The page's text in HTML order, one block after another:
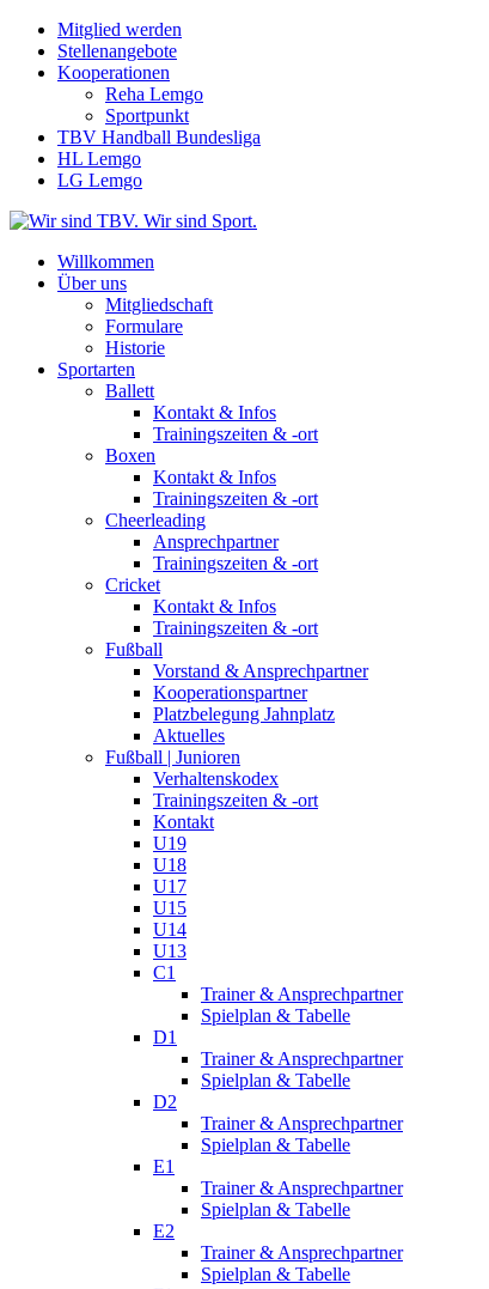
Mitglied werden
Stellenangebote
Kooperationen
Reha Lemgo
Sportpunkt
TBV Handball Bundesliga
HL Lemgo
LG Lemgo
Willkommen
Über uns
Mitgliedschaft
Formulare
Historie
Sportarten
Ballett
Kontakt & Infos
Trainingszeiten & -ort
Boxen
Kontakt & Infos
Trainingszeiten & -ort
Cheerleading
Ansprechpartner
Trainingszeiten & -ort
Cricket
Kontakt & Infos
Trainingszeiten & -ort
Fußball
Vorstand & Ansprechpartner
Kooperationspartner
Platzbelegung Jahnplatz
Aktuelles
Fußball | Junioren
Verhaltenskodex
Trainingszeiten & -ort
Kontakt
U19
U18
U17
U15
U14
U13
C1
Trainer & Ansprechpartner
Spielplan & Tabelle
D1
Trainer & Ansprechpartner
Spielplan & Tabelle
D2
Trainer & Ansprechpartner
Spielplan & Tabelle
E1
Trainer & Ansprechpartner
Spielplan & Tabelle
E2
Trainer & Ansprechpartner
Spielplan & Tabelle